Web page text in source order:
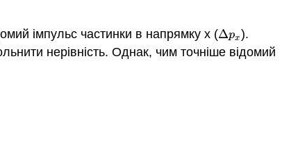
імпульс частинки в напрямку x (Δpx
Δpx).
нерівність. Однак, чим точніше відомий